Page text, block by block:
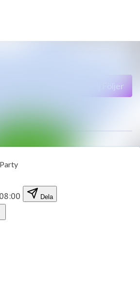
Följer
Dela